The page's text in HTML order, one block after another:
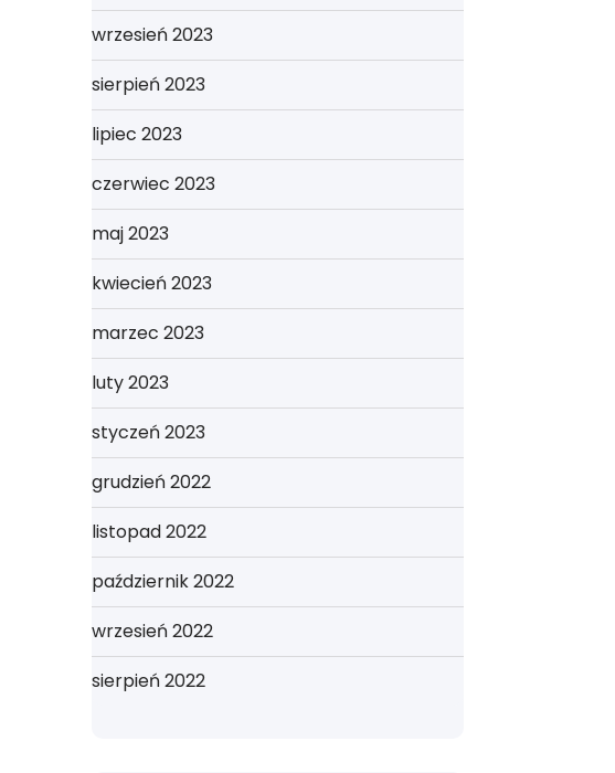
wrzesień 2023
sierpień 2023
lipiec 2023
czerwiec 2023
maj 2023
kwiecień 2023
marzec 2023
luty 2023
styczeń 2023
grudzień 2022
listopad 2022
październik 2022
wrzesień 2022
sierpień 2022